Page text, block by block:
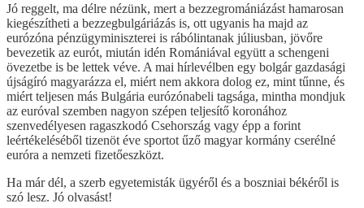
Jó reggelt, ma délre nézünk, mert a bezzegromániázást hamarosan
kiegészítheti a bezzegbulgáriázás is, ott ugyanis ha majd az
eurózóna pénzügyminiszterei is rábólintanak júliusban, jövőre
bevezetik az eurót, miután idén Romániával együtt a schengeni
övezetbe is be lettek véve. A mai hírlevélben egy bolgár gazdasági
újságíró magyarázza el, miért nem akkora dolog ez, mint tűnne, és
miért teljesen más Bulgária eurózónabeli tagsága, mintha mondjuk
az euróval szemben nagyon szépen teljesítő koronához
szenvedélyesen ragaszkodó Csehország vagy épp a forint
leértékeléséből tizenöt éve sportot űző magyar kormány cserélné
euróra a nemzeti fizetőeszközt.
Ha már dél, a szerb egyetemisták ügyéről és a boszniai békéről is
szó lesz. Jó olvasást!